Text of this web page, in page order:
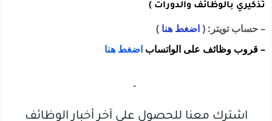
تذكيري بالوظائف والدورات )
– حساب تويتر: (اضغط هنا )
– قروب وظائف على الواتساب اضغط هنا
-‏
اشترك معنا للحصول على آخر أخبار الوظائف